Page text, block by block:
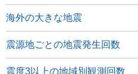
海外の大きな地震
震源地ごとの地震発生回数
震度3以上の地域別観測回数